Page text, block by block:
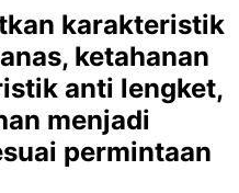
karakteristik
ketahanan
anti lengket,
menjadi
permintaan